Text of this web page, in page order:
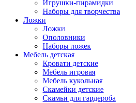
Игрушки-пирамидки
Наборы для творчества
Ложки
Ложки
Ополовники
Наборы ложек
Мебель детская
Кровати детские
Мебель игровая
Мебель кукольная
Скамейки детские
Скамьи для гардероба